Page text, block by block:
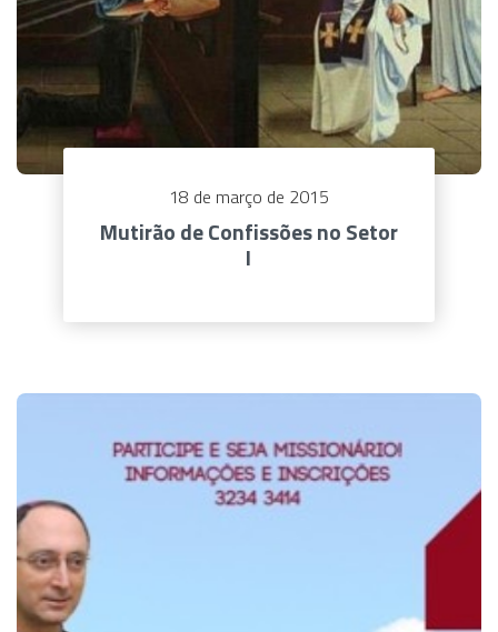
18 de março de 2015
Mutirão de Confissões no Setor
I